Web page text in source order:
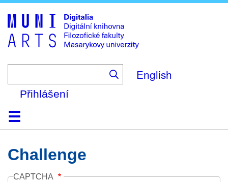
to
main
content
English
Přihlášení
DomůKolekce
Prohlížení
Vyhledávání
O platformě
Nápověda
KontaktDigitalia
Challenge
CAPTCHA